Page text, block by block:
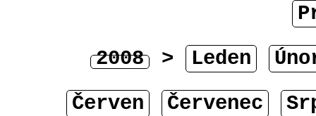
2008 > Leden
Červen
Červenec